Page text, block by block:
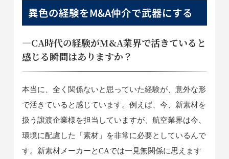
異色の経験をM&A仲介で武器にする
―CA時代の経験がM&A業界で活きていると
感じる瞬間はありますか？
本当に、全く関係ないと思っていた経験が、意外な形
で活きていると感じています。例えば、今、新素材を
扱う譲渡企業様を担当していますが、航空業界は今、
環境に配慮した「素材」を非常に必要としているんで
す。新素材メーカーとCAでは一見無関係に思えます